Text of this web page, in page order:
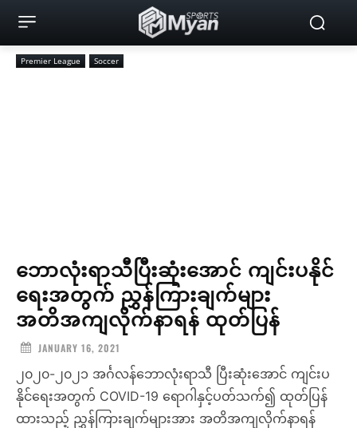
Premier League Soccer
ဘောလုံးရာသီပြီးဆုံးအောင် ကျင်းပနိုင်
ရေးအတွက် ညွှန်ကြားချက်များ
အတိအကျလိုက်နာရန် ထုတ်ပြန်
JANUARY 16, 2021
၂၀၂၀-၂၀၂၁ အင်္ဂလန်ဘောလုံးရာသီ ပြီးဆုံးအောင် ကျင်းပ
နိုင်ရေးအတွက် COVID-19 ရောဂါနှင့်ပတ်သက်၍ ထုတ်ပြန်
ထားသည့် ညွှန်ကြားချက်များအား အတိအကျလိုက်နာရန်